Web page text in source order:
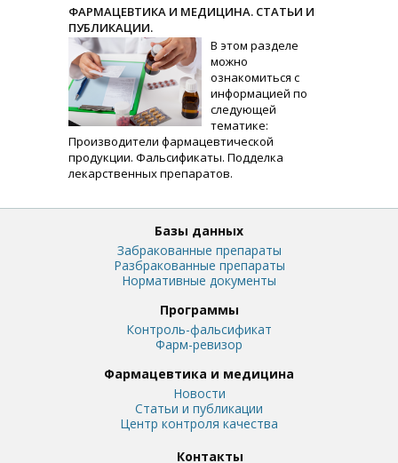
ФАРМАЦЕВТИКА И МЕДИЦИНА. СТАТЬИ И
ПУБЛИКАЦИИ.
В этом разделе
можно
ознакомиться с
информацией по
следующей
тематике:
Производители фармацевтической
продукции. Фальсификаты. Подделка
лекарственных препаратов.
Базы данных
Забракованные препараты
Разбракованные препараты
Нормативные документы
Программы
Контроль-фальсификат
Фарм-ревизор
Фармацевтика и медицина
Новости
Статьи и публикации
Центр контроля качества
Контакты